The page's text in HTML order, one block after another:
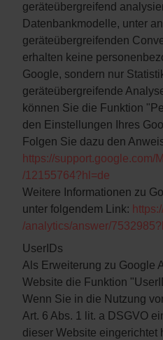
geräteübergreifend
Datenbankmodelle, unter
geräteübergreifenden
erhalten keine
Google, sondern nur
geräteübergreifende
können Sie die Funktion
den Einstellungen Ihres
Folgen Sie dazu den
https://support.google.com/
/12155764?hl=de
Weitere Informationen zu
unter folgendem Link:
/analytics/answer/7532985
UserIDs
Als Erweiterung zu Google
Website die Funktion
Wenn Sie in die Nutzung
Art. 6 Abs. 1 lit. a DSGVO
dieser Website eingerichtet